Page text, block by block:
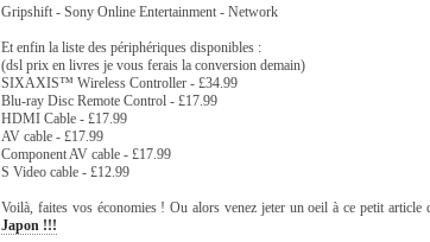
Gripshift - Sony Online Entertainment - Network
Et enfin la liste des périphériques disponibles :
(dsl prix en livres je vous ferais la conversion demain)
SIXAXIS™ Wireless Controller - £34.99
Blu-ray Disc Remote Control - £17.99
HDMI Cable - £17.99
AV cable - £17.99
Component AV cable - £17.99
S Video cable - £12.99
Voilà, faites vos économies ! Ou alors venez jeter un oeil à ce petit
Japon !!!